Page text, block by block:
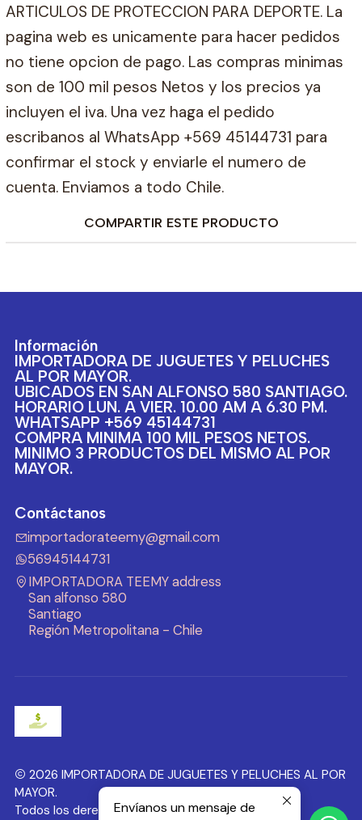
ARTICULOS DE PROTECCION PARA DEPORTE. La
pagina web es unicamente para hacer pedidos
no tiene opcion de pago. Las compras minimas
son de 100 mil pesos Netos y los precios ya
incluyen el iva. Una vez haga el pedido
escribanos al WhatsApp +569 45144731 para
confirmar el stock y enviarle el numero de
cuenta. Enviamos a todo Chile.
COMPARTIR ESTE PRODUCTO
Información
IMPORTADORA DE JUGUETES Y PELUCHES
AL POR MAYOR.
UBICADOS EN SAN ALFONSO 580 SANTIAGO.
HORARIO LUN. A VIER. 10.00 AM A 6.30 PM.
WHATSAPP +569 45144731
COMPRA MINIMA 100 MIL PESOS NETOS.
MINIMO 3 PRODUCTOS DEL MISMO AL POR
MAYOR.
Contáctanos
importadorateemy@gmail.com
56945144731
IMPORTADORA TEEMY address
San alfonso 580
Santiago
Región Metropolitana - Chile
2026 IMPORTADORA DE JUGUETES Y PELUCHES AL POR
MAYOR.
Todos los derechos reservados.Desarrollado por
Envíanos un mensaje de